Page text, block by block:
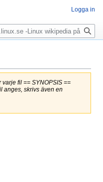
fil == SYNOPSIS ==
anges, skrivs även en
Logga in